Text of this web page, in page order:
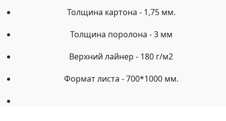
Толщина картона - 1,75 мм.
Толщина поролона - 3 мм
Верхний лайнер - 180 г/м2
Формат листа - 700*1000 мм.